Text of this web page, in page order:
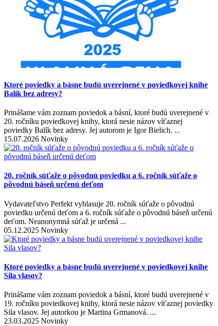
Ktoré poviedky a básne budú uverejnené v poviedkovej knihe
Balík bez adresy?
Prinášame vám zoznam poviedok a básní, ktoré budú uverejnené v
20. ročníku poviedkovej knihy, ktorá nesie názov víťaznej
poviedky Balík bez adresy. Jej autorom je Igor Bielich. ...
15.07.2026 Novinky
20. ročník súťaže o pôvodnú poviedku a 6. ročník súťaže o
pôvodnú báseň určenú deťom
Vydavateľstvo Perfekt vyhlasuje 20. ročník súťaže o pôvodnú
poviedku určenú deťom a 6. ročník súťaže o pôvodnú báseň určenú
deťom. Neanonymná súťaž je určená ...
05.12.2025 Novinky
Ktoré poviedky a básne budú uverejnené v poviedkovej knihe
Sila vlasov?
Prinášame vám zoznam poviedok a básní, ktoré budú uverejnené v
19. ročníku poviedkovej knihy, ktorá nesie názov víťaznej poviedky
Sila vlasov. Jej autorkou je Martina Grmanová. ...
23.03.2025 Novinky